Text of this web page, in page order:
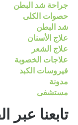
جراحة شد البطن
حصوات الكلى
شد البطن
علاج الأسنان
علاج الشعر
علاجات الخصوبة
فيروسات الكبد
مدونة
مستشفى
تابعنا عبر